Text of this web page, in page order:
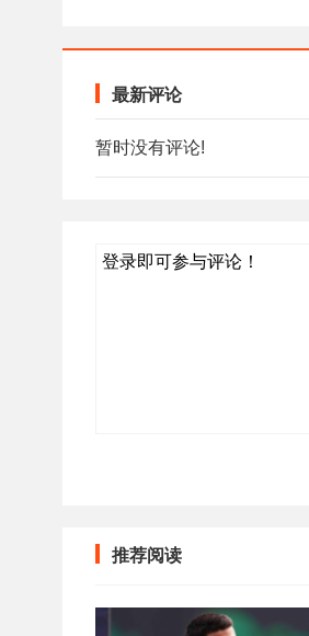
最新评论
暂时没有评论!
登录即可参与评论！
推荐阅读